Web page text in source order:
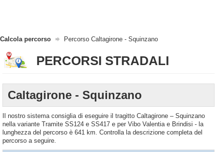
Calcola percorso Percorso Caltagirone - Squinzano
PERCORSI STRADALI
Caltagirone - Squinzano
Il nostro sistema consiglia di eseguire il tragitto Caltagirone – Squinzano
nella variante Tramite SS124 e SS417 e per Vibo Valentia e Brindisi - la
lunghezza del percorso è 641 km. Controlla la descrizione completa del
percorso a seguire.